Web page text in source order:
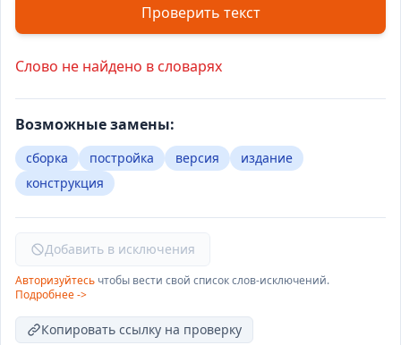
Проверить текст
Слово не найдено в словарях
Возможные замены:
сборка постройка версия
издание
конструкция
Добавить в исключения
Авторизуйтесь чтобы вести свой список слов-исключений.
Подробнее ->
Копировать ссылку на проверку